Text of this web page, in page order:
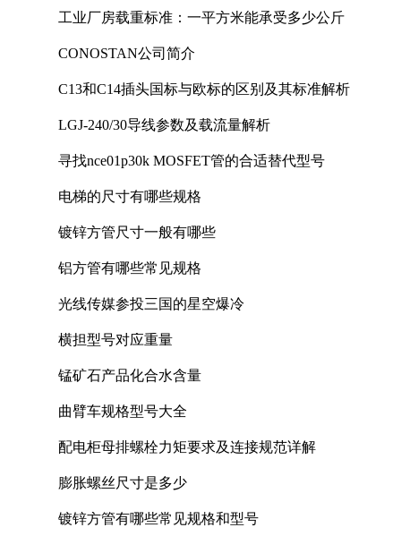
工业厂房载重标准：一平方米能承受多少公斤
CONOSTAN公司简介
C13和C14插头国标与欧标的区别及其标准解析
LGJ-240/30导线参数及载流量解析
寻找nce01p30k MOSFET管的合适替代型号
电梯的尺寸有哪些规格
镀锌方管尺寸一般有哪些
铝方管有哪些常见规格
光线传媒参投三国的星空爆冷
横担型号对应重量
锰矿石产品化合水含量
曲臂车规格型号大全
配电柜母排螺栓力矩要求及连接规范详解
膨胀螺丝尺寸是多少
镀锌方管有哪些常见规格和型号